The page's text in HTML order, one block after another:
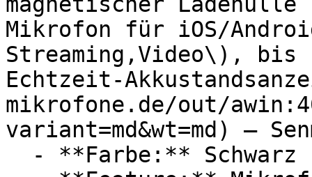
Mikrofon für iOS/
Streaming,Video\), bis
Echtzeit-
mikrofone.de/out/
variant=md&wt=md) —